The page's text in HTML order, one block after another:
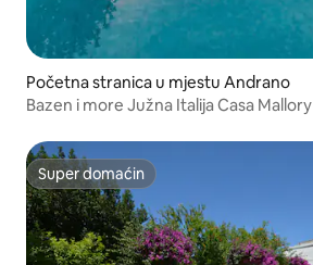
Početna stranica u mjestu Andrano
Bazen i more Južna Italija Casa Mallory
Super domaćin
Super domaćin